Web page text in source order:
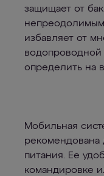
защищает от
избавляет от
определить на
Мобильная
рекомендована
питания. Ее
командировке